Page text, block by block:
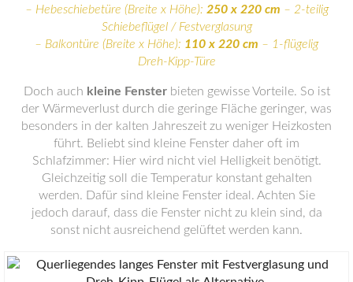
– Hebeschiebetüre (Breite x Höhe): 250 x 220 cm – 2-teilig
Schiebeflügel / Festverglasung
– Balkontüre (Breite x Höhe): 110 x 220 cm – 1-flügelig
Dreh-Kipp-Türe
Doch auch kleine Fensterbieten gewisse Vorteile. So ist
der Wärmeverlust durch die geringe Fläche geringer, was
besonders in der kalten Jahreszeit zu weniger Heizkosten
führt. Beliebt sind kleine Fenster daher oft im
Schlafzimmer: Hier wird nicht viel Helligkeit benötigt.
Gleichzeitig soll die Temperatur konstant gehalten
werden. Dafür sind kleine Fenster ideal. Achten Sie
jedoch darauf, dass die Fenster nicht zu klein sind, da
sonst nicht ausreichend gelüftet werden kann.